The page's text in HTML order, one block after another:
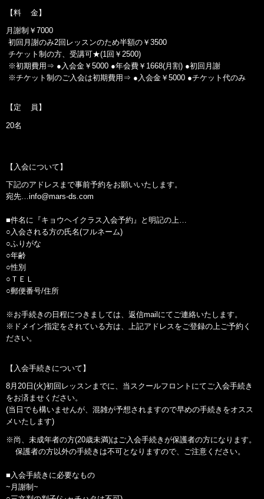
【料 金】
月謝制￥7000
初回月謝のみ2回レッスンのため半額の￥3500
チケット制の方、受講可★(1回￥2500)
※初期費用⇒ ●入会金￥5000 ●年会費￥1668(月割) ●初回月謝
※チケット制のご入会は初期費用⇒ ●入会金￥5000 ●チケット代のみ
【定 員】
20名
【入会について】
下記のアドレスまで事前予約をお願いいたします。
宛先…info@mars-ds.com
■件名に『キョウヘイクラス入会予約』と明記の上…
○入会される方の氏名(フルネーム)
○ふりがな
○年齢
○性別
○ＴＥＬ
○郵便番号/住所
※お手続きの日程につきましては、返信mailにてご連絡いたします。
※ドメイン指定をされている方は、上記アドレスをご登録の上ご予約く
ださい。
【入会手続きについて】
8月20日(火)初回レッスンまでに、当スクールフロントにてご入会手続き
をお済ませください。
(当日でも構いませんが、混雑が予想されますので早めの手続きをオスス
メいたします)
※尚、未成年者の方(20歳未満)はご入会手続きが保護者の方になります。
保護者の方以外の手続きは不可となりますので、ご注意ください。
■入会手続きに必要なもの
~月謝制~